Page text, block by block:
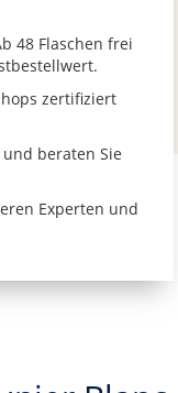
48 Flaschen frei
zertifiziert
beraten Sie
Experten und